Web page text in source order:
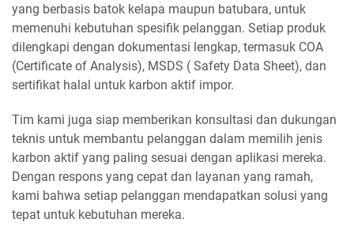
yang berbasis batok kelapa maupun batubara, untuk
memenuhi kebutuhan spesifik pelanggan. Setiap produk
dilengkapi dengan dokumentasi lengkap, termasuk COA
(Certificate of Analysis), MSDS ( Safety Data Sheet), dan
sertifikat halal untuk karbon aktif impor.
Tim kami juga siap memberikan konsultasi dan dukungan
teknis untuk membantu pelanggan dalam memilih jenis
karbon aktif yang paling sesuai dengan aplikasi mereka.
Dengan respons yang cepat dan layanan yang ramah,
kami bahwa setiap pelanggan mendapatkan solusi yang
tepat untuk kebutuhan mereka.